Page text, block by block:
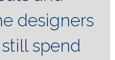
designers
spend